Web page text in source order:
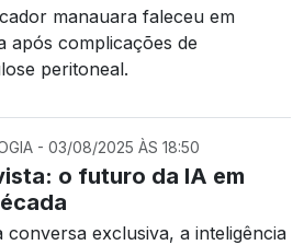
manauara faleceu em
após complicações de
peritoneal.
- 03/08/2025 ÀS 18:50
o futuro da IA em
conversa exclusiva, a inteligência